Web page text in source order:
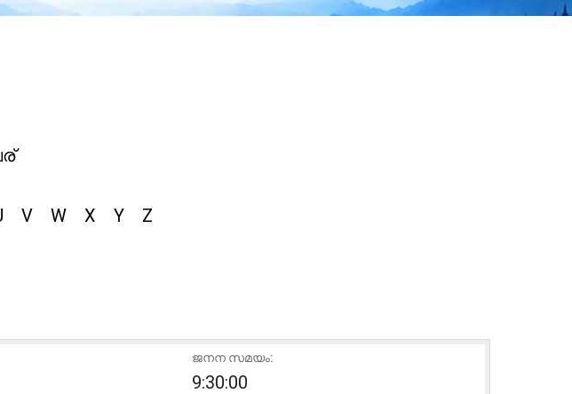
V W X Y Z
ജനന സമയം:
9:30:00